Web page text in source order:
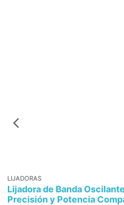
LIJADORAS
Lijadora de Banda
Precisión y Potencia